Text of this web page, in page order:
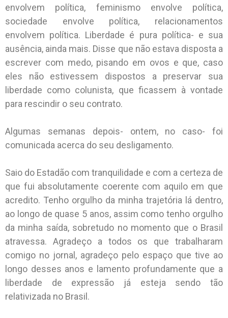
envolvem política, feminismo envolve política,
sociedade envolve política, relacionamentos
envolvem política. Liberdade é pura política- e sua
ausência, ainda mais. Disse que não estava disposta a
escrever com medo, pisando em ovos e que, caso
eles não estivessem dispostos a preservar sua
liberdade como colunista, que ficassem à vontade
para rescindir o seu contrato.
Algumas semanas depois- ontem, no caso- foi
comunicada acerca do seu desligamento.
Saio do Estadão com tranquilidade e com a certeza de
que fui absolutamente coerente com aquilo em que
acredito. Tenho orgulho da minha trajetória lá dentro,
ao longo de quase 5 anos, assim como tenho orgulho
da minha saída, sobretudo no momento que o Brasil
atravessa. Agradeço a todos os que trabalharam
comigo no jornal, agradeço pelo espaço que tive ao
longo desses anos e lamento profundamente que a
liberdade de expressão já esteja sendo tão
relativizada no Brasil.